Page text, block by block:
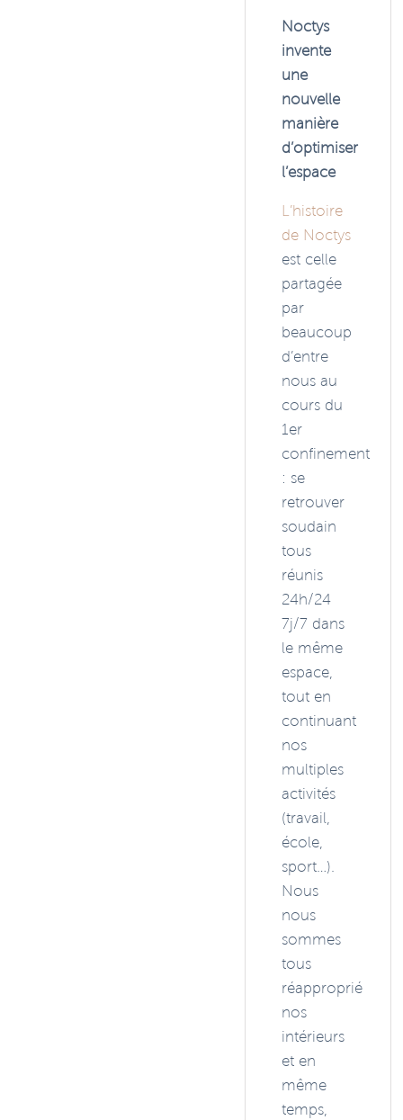
Noctys
invente
une
nouvelle
manière
d’optimiser
l’espace
L’histoire
de Noctys
est celle
partagée
par
beaucoup
d’entre
nous au
cours du
1er
confinement
: se
retrouver
soudain
tous
réunis
24h/24
7j/7 dans
le même
espace,
tout en
continuant
nos
multiples
activités
(travail,
école,
sport…).
Nous
nous
sommes
tous
réapproprié
nos
intérieurs
et en
même
temps,